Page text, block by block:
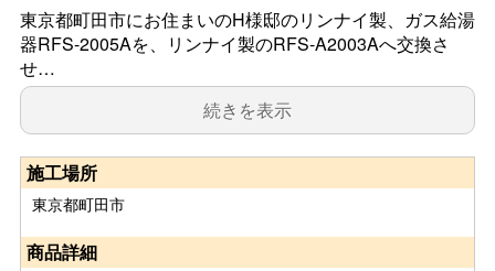
東京都町田市にお住まいのH様邸のリンナイ製、ガス給湯
器RFS-2005Aを、リンナイ製のRFS-A2003Aへ交換さ
せ…
続きを表示
施工場所
東京都町田市
商品詳細